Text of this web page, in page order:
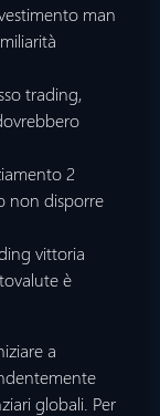
man
trading,
2
non disporre
vittoria
è
a
globali. Per